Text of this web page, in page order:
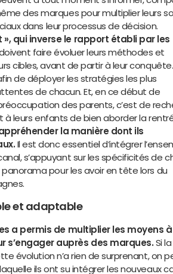
des marques pour multiplier leurs
dans leur processus de décision.
qui inverse le rapport établi par les
faire évoluer leurs méthodes et
cibles, avant de partir à leur conquête.
de déployer les stratégies les plus
de chacun. Et, en ce début de
des parents, c’est de
leurs enfants de bien aborder la
la manière dont ils
Il est donc essentiel d’intégrer
s’appuyant sur les spécificités de
pour les avoir en tête lors du
et adaptable
a permis de multiplier les moyens
s’engager auprès des marques. Si la
évolution n’a rien de surprenant, on
ils ont su intégrer les nouveaux